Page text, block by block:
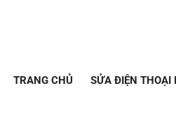
TRANG CHỦ SỬA ĐIỆN THOẠI